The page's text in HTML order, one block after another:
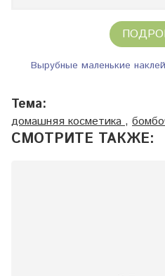
Вырубные маленькие
Тема:
домашняя косметика,
СМОТРИТЕ ТАКЖЕ: